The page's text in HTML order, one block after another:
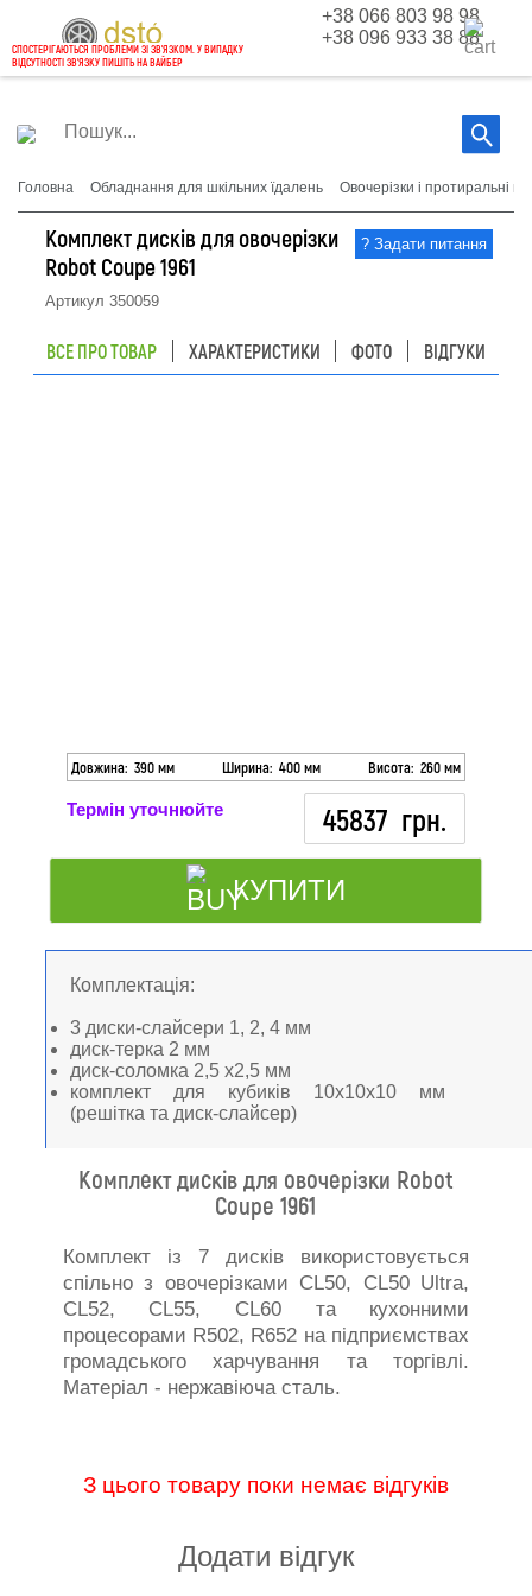
+38 066 803 98 98
+38 096 933 38 88
СПОСТЕРІГАЮТЬСЯ ПРОБЛЕМИ ЗІ ЗВ'ЯЗКОМ. У ВИПАДКУ
ВІДСУТНОСТІ ЗВ'ЯЗКУ ПИШІТЬ НА ВАЙБЕР
Головна Обладнання для шкільних їдалень Овочерізки і протиральні
Комплект дисків для овочерізки
Robot Coupe 1961
Артикул 350059
ВСЕ ПРО ТОВАР ХАРАКТЕРИСТИКИ ФОТО ВІДГУКИ
Довжина: 390 мм Ширина: 400 мм Висота: 260 мм
45837 грн.
Термін уточнюйте
КУПИТИ
Комплектація:
3 диски-слайсери 1, 2, 4 мм
диск-терка 2 мм
диск-соломка 2,5 х2,5 мм
комплект для кубиків 10х10х10 мм
(решітка та диск-слайсер)
Комплект дисків для овочерізки Robot
Coupe 1961
Комплект із 7 дисків використовується
спільно з овочерізками CL50, CL50 Ultra,
CL52, CL55, CL60 та кухонними
процесорами R502, R652 на підприємствах
громадського харчування та торгівлі.
Матеріал - нержавіюча сталь.
З цього товару поки немає відгуків
Додати відгук